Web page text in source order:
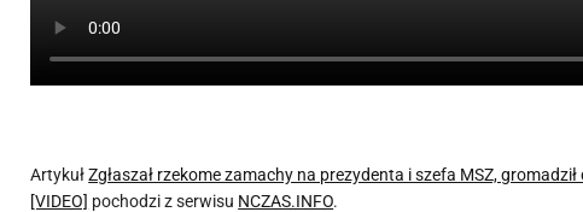
ArtykułZgłaszał rzekome zamachy na prezydenta i szefa MSZ,
[VIDEO] pochodzi z serwisu NCZAS.INFO.